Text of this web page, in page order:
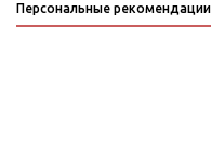
Персональные рекомендации